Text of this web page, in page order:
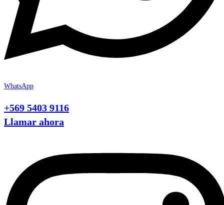
WhatsApp
+569 5403 9116
Llamar ahora